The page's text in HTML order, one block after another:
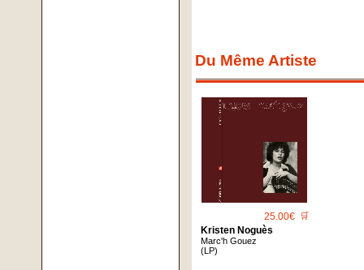
Du Même Artiste
25.00€ 🛒
Kristen Noguès
Marc'h Gouez
(LP)